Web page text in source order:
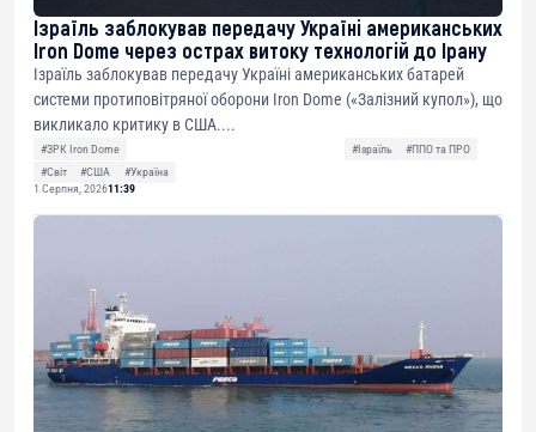
Ізраїль заблокував передачу Україні американських
Iron Dome через острах витоку технологій до Ірану
Ізраїль заблокував передачу Україні американських батарей
системи протиповітряної оборони Iron Dome («Залізний купол»), що
викликало критику в США....
#ЗРК Iron Dome #Ізраїль
#ППО та ПРО
#Світ
#США
#Україна
1 Серпня, 202611:39